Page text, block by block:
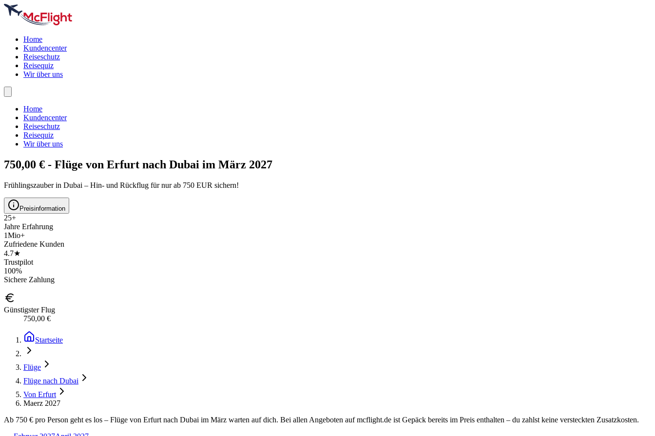
Home
Kundencenter
Reiseschutz
Reisequiz
Wir über uns
Home
Kundencenter
Reiseschutz
Reisequiz
Wir über uns
750,00 € - Flüge von Erfurt nach Dubai im März 2027
Frühlingszauber in Dubai – Hin- und Rückflug für nur ab 750 EUR sichern!
Preisinformation
25+
Jahre Erfahrung
1Mio+
Zufriedene Kunden
4.7★
Trustpilot
100%
Sichere Zahlung
Günstigster Flug
750,00 €
Startseite
Flüge
Flüge nach Dubai
Von Erfurt
Maerz 2027
Ab 750 € pro Person geht es los – Flüge von Erfurt nach Dubai im März warten auf dich. Bei allen Angeboten auf mcflight.de ist Gepäck bereits im Preis enthalten – du zahlst keine versteckten Zusatzkosten.